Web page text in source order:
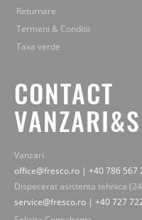
Returnare
Termeni & Conditii
Taxa verde
CONTACT
Vanzari
office@fresco.ro | +40 786 567
Dispecerat asistenta tehnica
service@fresco.ro | +40 727